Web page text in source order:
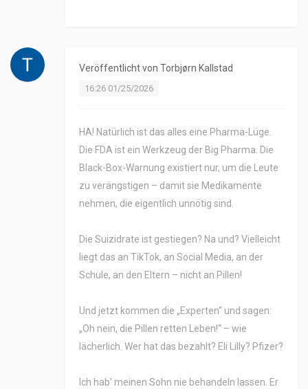
Veröffentlicht von Torbjørn Kallstad
16:26 01/25/2026
HA! Natürlich ist das alles eine Pharma-Lüge.
Die FDA ist ein Werkzeug der Big Pharma. Die
Black-Box-Warnung existiert nur, um die Leute
zu verängstigen – damit sie Medikamente
nehmen, die eigentlich unnötig sind.
Die Suizidrate ist gestiegen? Na und? Vielleicht
liegt das an TikTok, an Social Media, an der
Schule, an den Eltern – nicht an Pillen!
Und jetzt kommen die „Experten“ und sagen:
„Oh nein, die Pillen retten Leben!“ – wie
lächerlich. Wer hat das bezahlt? Eli Lilly? Pfizer?
Ich hab’ meinen Sohn nie behandeln lassen. Er